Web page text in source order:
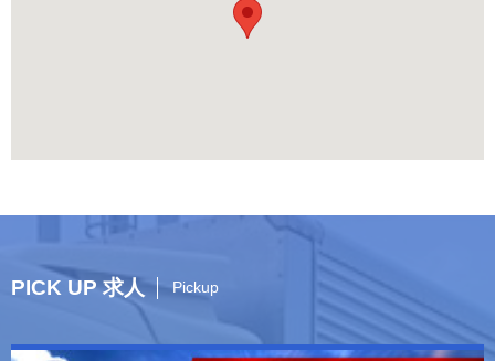
PICK UP 求人 Pickup